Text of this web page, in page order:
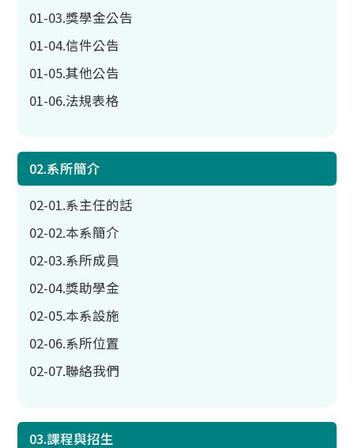
01-03.獎學金公告
01-04.信件公告
01-05.其他公告
01-06.法規表格
02.系所簡介
02-01.系主任的話
02-02.本系簡介
02-03.系所成員
02-04.獎助學金
02-05.本系設施
02-06.系所位置
02-07.聯絡我們
03.課程與招生